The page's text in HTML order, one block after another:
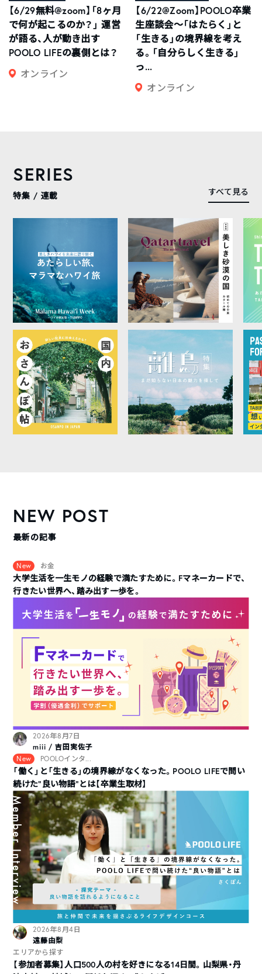
【6/29無料@zoom】「8ヶ月
で何が起こるのか？」 運営
が語る、人が動き出す
POOLO LIFEの裏側とは？
オンライン
【6/22@Zoom】POOLO卒業
生座談会〜「はたらく」と
「生きる」の境界線を考え
る。「自分らしく生きる」
っ...
オンライン
SERIES
特集 / 連載 すべて見る
NEW POST
最新の記事
New お金
大学生活を一生モノの経験で満たすために。Fマネーカードで、
行きたい世界へ、踏み出す一歩を。
2026年8月7日
miii / 吉田実佐子
New
POOLOインタ...
「働く」と「生きる」の境界線がなくなった。POOLO LIFEで問い
続けた“良い物語”とは【卒業生取材】
2026年8月4日
遠藤由梨
エリアから探す
【参加者募集】人口500人の村を好きになる14日間。山梨県・丹